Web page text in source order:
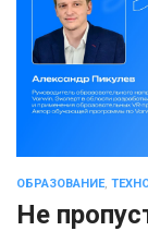
ОБРАЗОВАНИЕ,
Не